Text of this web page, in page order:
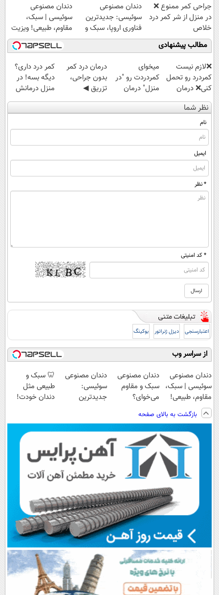
جراحی کمر ممنوع ❌
در منزل از شر کمر درد
خلاص
شوید◂پرسش‌نامه
دندان مصنوعی
سوئیسی: جدیدترین
فناوری اروپا، سبک و
مقاوم | پرداخت
قسطی
دندان مصنوعی
سوئیسی | سبک،
مقاوم، طبیعی! ویزیت
رایگان+پرداخت
اقساطی😍
مطالب پیشنهادی
❌لازم نیست
کمردرد رو تحمل
کنی❌ درمان
بدون جراحی و
قرص
(پرسشنامه)
میخوای
کمردردت رو "در
منزل" درمان
کنی؟ (◂فیلم +
◂پرسش‌نامه)
درمان درد کمر
بدون جراحی،
تزریق ◀
پرسش‌نامه رو پر
کن ▶
کمر درد داری؟
دیگه بسه! در
منزل درمانش
کن
(◀پرسش‌نامه)
نظر شما
نام
ایمیل
* نظر
* کد امنیتی
اعتبارسنجی دیزل ژنراتور بوکینگ
از سراسر وب
دندان مصنوعی
سوئیسی | سبک،
مقاوم، طبیعی!
ویزیت
رایگان+پرداخت
اقساطی😍
دندان مصنوعی
سبک و مقاوم
می‌خوای؟
هم داریم!😍 |
📍تهران
دندان مصنوعی
سوئیسی:
جدیدترین
پرداخت قسطی
🦷 سبک و
طبیعی مثل
دندان خودت!
💳 📍 تهران
بازگشت به بالای صفحه